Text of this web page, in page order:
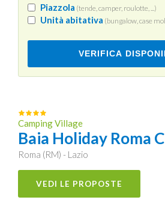
Piazzola (tende, camper, roulotte, ...)
Unità abitativa (bungalow, case
VERIFICA
Camping Village
Baia Holiday Roma
Roma (RM) - Lazio
VEDI LE PROPOSTE